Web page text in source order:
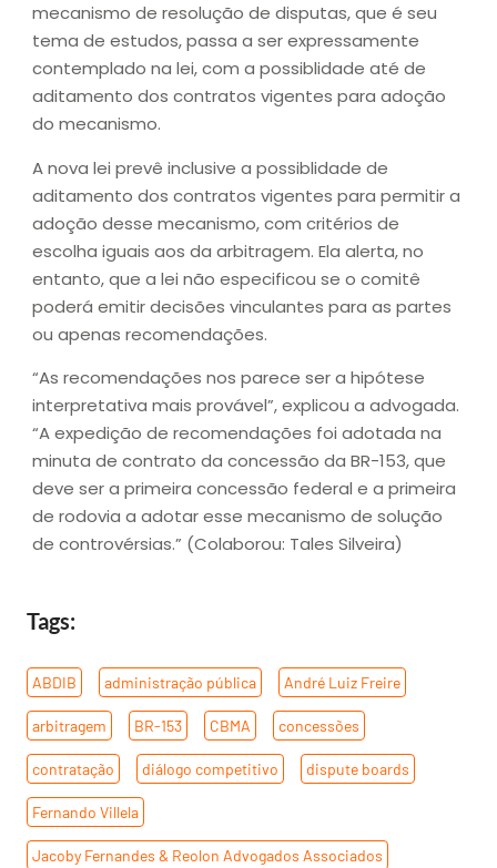
mecanismo de resolução de disputas, que é seu
tema de estudos, passa a ser expressamente
contemplado na lei, com a possiblidade até de
aditamento dos contratos vigentes para adoção
do mecanismo.
A nova lei prevê inclusive a possiblidade de
aditamento dos contratos vigentes para permitir a
adoção desse mecanismo, com critérios de
escolha iguais aos da arbitragem. Ela alerta, no
entanto, que a lei não especificou se o comitê
poderá emitir decisões vinculantes para as partes
ou apenas recomendações.
“As recomendações nos parece ser a hipótese
interpretativa mais provável”, explicou a advogada.
“A expedição de recomendações foi adotada na
minuta de contrato da concessão da BR-153, que
deve ser a primeira concessão federal e a primeira
de rodovia a adotar esse mecanismo de solução
de controvérsias.” (Colaborou: Tales Silveira)
Tags:
ABDIB administração pública André Luiz Freire
arbitragem BR-153 CBMA concessões
contratação diálogo competitivo dispute boards
Fernando Villela
Jacoby Fernandes & Reolon Advogados Associados